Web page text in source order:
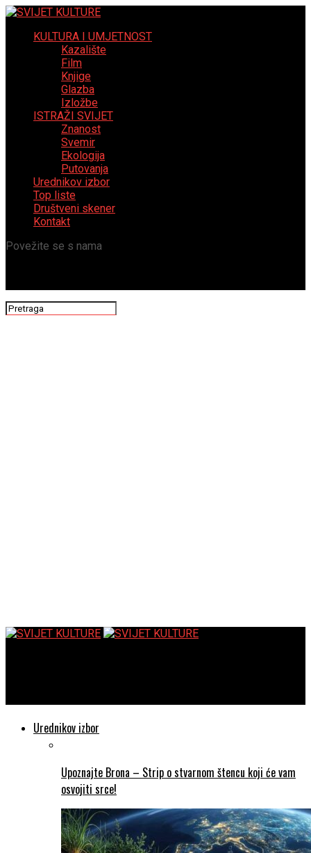
KULTURA I UMJETNOST
Kazalište
Film
Knjige
Glazba
Izložbe
ISTRAŽI SVIJET
Znanost
Svemir
Ekologija
Putovanja
Urednikov izbor
Top liste
Društveni skener
Kontakt
Povežite se s nama
Urednikov izbor
Upoznajte Brona – Strip o stvarnom štencu koji će vam
osvojiti srce!